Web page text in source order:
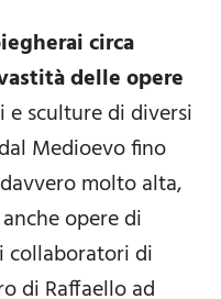
circa
delle opere
sculture di diversi
Medioevo fino
molto alta,
opere di
collaboratori di
di Raffaello ad